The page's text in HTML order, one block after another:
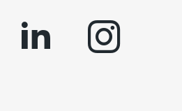
linkedin instagram